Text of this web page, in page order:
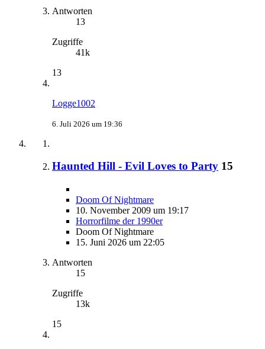
Antworten
13
Zugriffe
41k
13
Logge1002
6. Juli 2026 um 19:36
Haunted Hill - Evil Loves to Party 15
Doom Of Nightmare
10. November 2009 um 19:17
Horrorfilme der 1990er
Doom Of Nightmare
15. Juni 2026 um 22:05
Antworten
15
Zugriffe
13k
15